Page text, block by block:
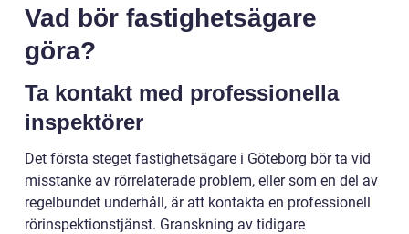
Vad bör fastighetsägare
göra?
Ta kontakt med professionella
inspektörer
Det första steget fastighetsägare i Göteborg bör ta vid
misstanke av rörrelaterade problem, eller som en del av
regelbundet underhåll, är att kontakta en professionell
rörinspektionstjänst. Granskning av tidigare